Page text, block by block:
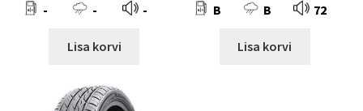
- - -
Lisa korvi
B B 72
Lisa korvi